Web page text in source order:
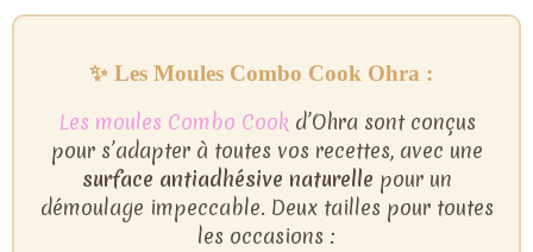
✨ Les Moules Combo Cook Ohra :
Les moules Combo Cook d’Ohra sont conçus
pour s’adapter à toutes vos recettes, avec une
surface antiadhésive naturelle pour un
démoulage impeccable. Deux tailles pour toutes
les occasions :